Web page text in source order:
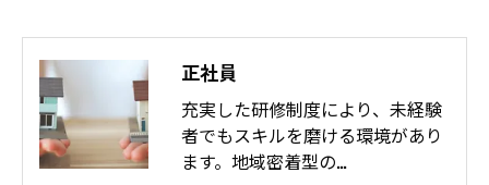
正社員
充実した研修制度により、未経験
者でもスキルを磨ける環境があり
ます。地域密着型の…